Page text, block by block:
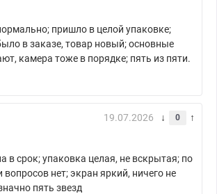
пришло в целой упаковке;
в заказе, товар новый; основные
камера тоже в порядке; пять из пяти.
19.07.2026 0
в срок; упаковка целая, не вскрытая; по
вопросов нет; экран яркий, ничего не
пять звезд